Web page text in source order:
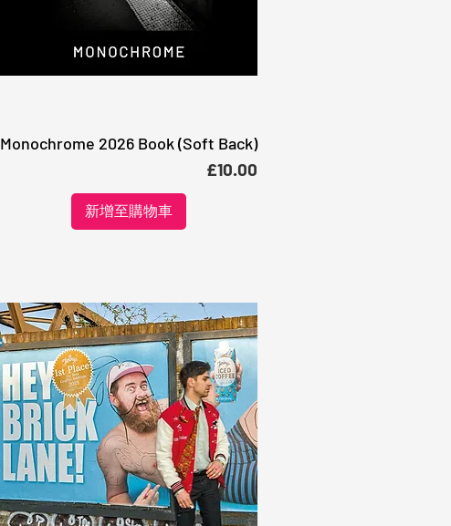
快速瀏覽
Monochrome 2026 Book (Soft Back)
價格
£10.00
新增至購物車